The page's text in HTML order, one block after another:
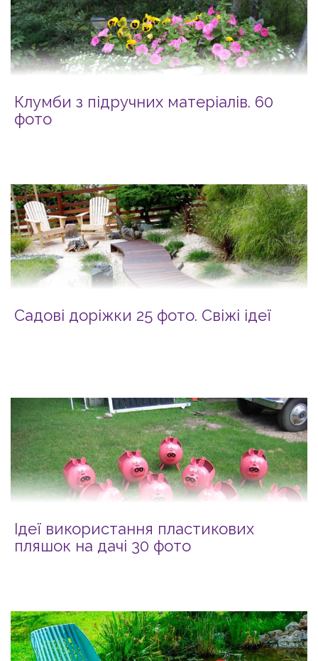
Клумби з підручних матеріалів. 60
фото
Садові доріжки 25 фото. Свіжі ідеї
Ідеї використання пластикових
пляшок на дачі 30 фото